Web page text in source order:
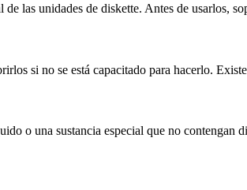
las unidades de diskette. Antes de usarlos,
si no se está capacitado para hacerlo.
o una sustancia especial que no